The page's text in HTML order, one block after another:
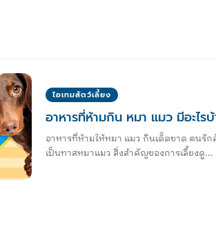
ไอเทมสัตว์เลี้ยง
อาหารที่ห้ามกิน หมา แมว มีอะไร
อาหารที่ห้ามให้หมา แมว กินเด็ดขาด คนรักสัตว์
เป็นทาสหมาแมว สิ่งสำคัญของการเลี้ยงดู...